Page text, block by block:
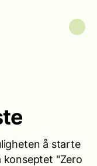
å starte
konseptet "Zero